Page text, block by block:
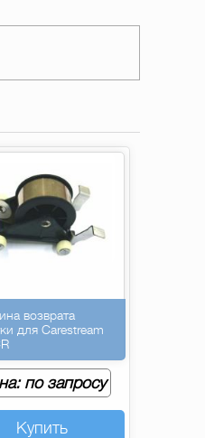
возврата
для Carestream
по запросу
Купить